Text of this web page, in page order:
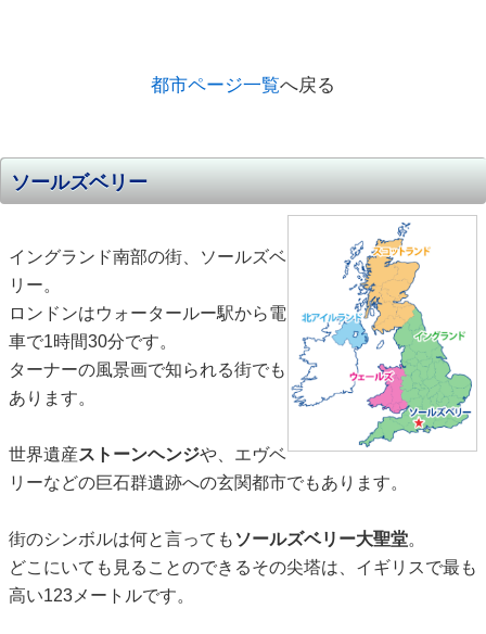
都市ページ一覧へ戻る
ソールズベリー
イングランド南部の街、ソールズベ
リー。
ロンドンはウォータールー駅から電
車で1時間30分です。
ターナーの風景画で知られる街でも
あります。
世界遺産ストーンヘンジや、エヴベ
リーなどの巨石群遺跡への玄関都市でもあります。
街のシンボルは何と言っても ソールズベリー大聖堂。
どこにいても見ることのできるその尖塔は、イギリスで最も
高い123メートルです。